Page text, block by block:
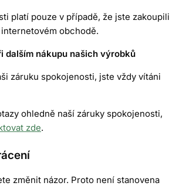
platí pouze v případě, že jste zakoupili
obchodě.
dalším nákupu našich výrobků
záruku spokojenosti, jste vždy vítáni
ohledně naší záruky spokojenosti,
zde.
změnit názor. Proto není stanovena